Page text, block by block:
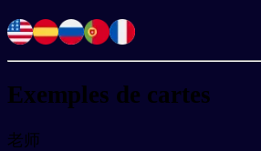
Exemples de cartes
老师